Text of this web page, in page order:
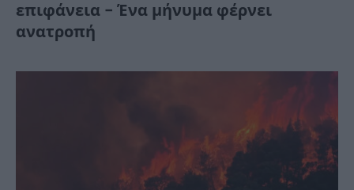
επιφάνεια – Ένα μήνυμα φέρνει
ανατροπή